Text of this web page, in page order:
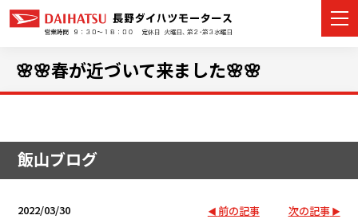
店舗情報
🌸🌸春が近づいて来ました🌸🌸
飯山ブログ
2022/03/30 前の記事 次の記事